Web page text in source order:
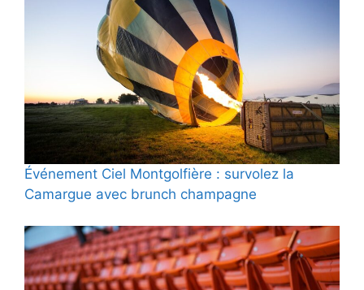
Événement Ciel Montgolfière : survolez la
Camargue avec brunch champagne